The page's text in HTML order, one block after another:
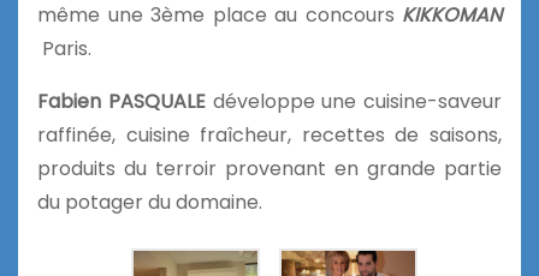
même une 3ème place au concours KIKKOMAN
Paris.
Fabien PASQUALEdéveloppe une cuisine-saveur
raffinée, cuisine fraîcheur, recettes de saisons,
produits du terroir provenant en grande partie
du potager du domaine.